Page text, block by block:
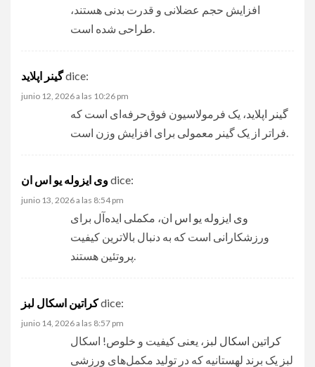
افزایش حجم عضلانی و قدرت بدنی هستند،
گینر اپلایدdice:
junio 12, 2026 a las 10:26 pm
گینر اپلاید، یک فرمولاسیون فوق‌حرفه‌ای است که
وی ایزوله یو اس ان dice:
junio 13, 2026 a las 8:54 pm
وی ایزوله یو اس ان، مکملی ایده‌آل برای
ورزشکارانی است که به دنبال بالاترین کیفیت
کراتین اسکال لبزdice:
junio 14, 2026 a las 8:57 pm
کراتین اسکال لبز ، یعنی کیفیت و خلوص! اسکال
لبز یک برند لهستانیه که در تولید مکمل‌های ورزشی